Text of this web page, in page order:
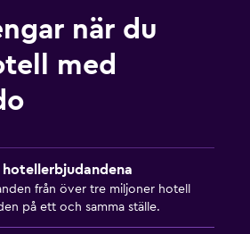
när du
med
hotellerbjudandena
från över tre miljoner hotell
på ett och samma ställe.